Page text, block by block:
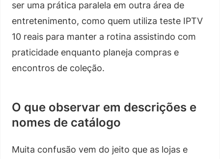
ser uma prática paralela em outra área de
entretenimento, como quem utiliza teste IPTV
10 reais para manter a rotina assistindo com
praticidade enquanto planeja compras e
encontros de coleção.
O que observar em descrições e
nomes de catálogo
Muita confusão vem do jeito que as lojas e